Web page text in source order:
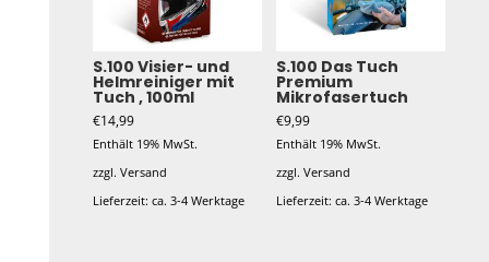
S.100 Visier- und
Helmreiniger mit
Tuch , 100ml
€14,99
Enthält 19% MwSt.
zzgl.Versand
Lieferzeit: ca. 3-4 Werktage
S.100 Das Tuch
Premium
Mikrofasertuch
€9,99
Enthält 19% MwSt.
zzgl. Versand
Lieferzeit: ca. 3-4 Werktage